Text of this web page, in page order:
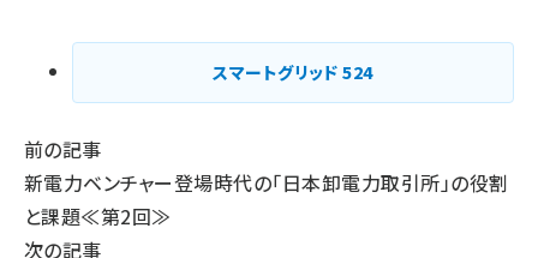
ジ
送
スマートグリッド524
前の記事
新電力ベンチャー登場時代の「日本卸電力取引所」の役割
と課題≪第2回≫
次の記事